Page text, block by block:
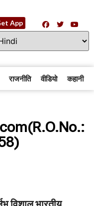
App
राजनीति वीडियो कहानी